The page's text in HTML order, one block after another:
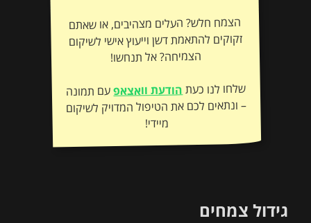
הצמח חלש? העלים מצהיבים, או שאתם
זקוקים להתאמת דשן וייעוץ אישי לשיקום
הצמיחה? אל תנחשו!
שלחו לנו כעתהודעת וואצאפעם תמונה
– ונתאים לכם את הטיפול המדויק לשיקום
מיידי!
גידול צמחים